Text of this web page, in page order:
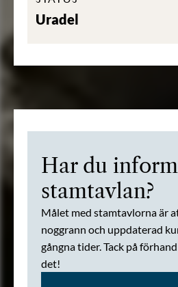
Uradel
Har du
stamtavlan?
Målet med stamtavlorna är
noggrann och uppdaterad
gångna tider. Tack på
det!